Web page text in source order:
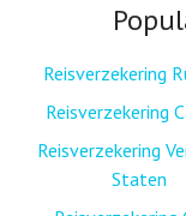
Reisverzekering
Reisverzekering
Reisverzekering
Staten